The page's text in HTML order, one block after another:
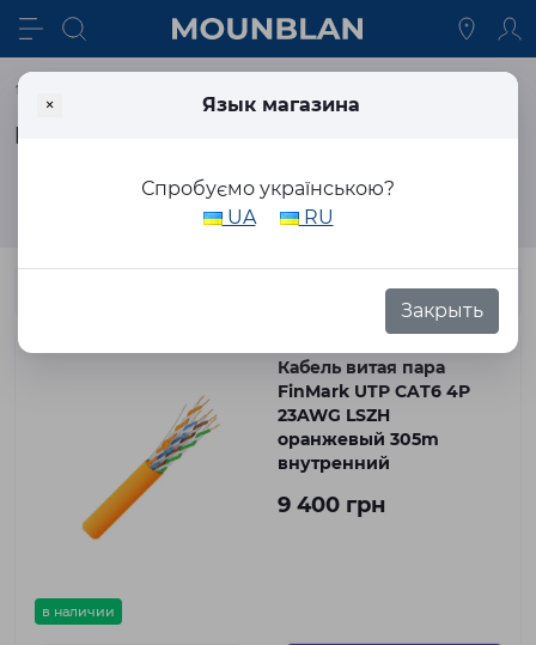
Витая пара 4 жилы
× Язык магазина
Спробуємо українською?
UA
RU
Закрыть
в наличии
Кабель витая пара ​
FinMark UTP CAT6 4P
23AWG LSZH
оранжевый 305m
внутренний
9 400 грн